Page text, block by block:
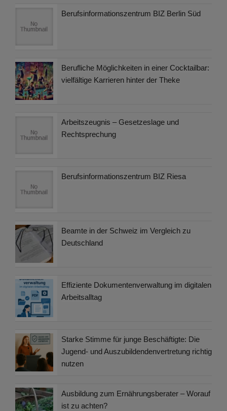
Berufsinformationszentrum BIZ Berlin Süd
Berufliche Möglichkeiten in einer Cocktailbar:
vielfältige Karrieren hinter der Theke
Arbeitszeugnis – Gesetzeslage und
Rechtsprechung
Berufsinformationszentrum BIZ Riesa
Beamte in der Schweiz im Vergleich zu
Deutschland
Effiziente Dokumentenverwaltung im digitalen
Arbeitsalltag
Starke Stimme für junge Beschäftigte: Die
Jugend- und Auszubildendenvertretung richtig
nutzen
Ausbildung zum Ernährungsberater – Worauf
ist zu achten?